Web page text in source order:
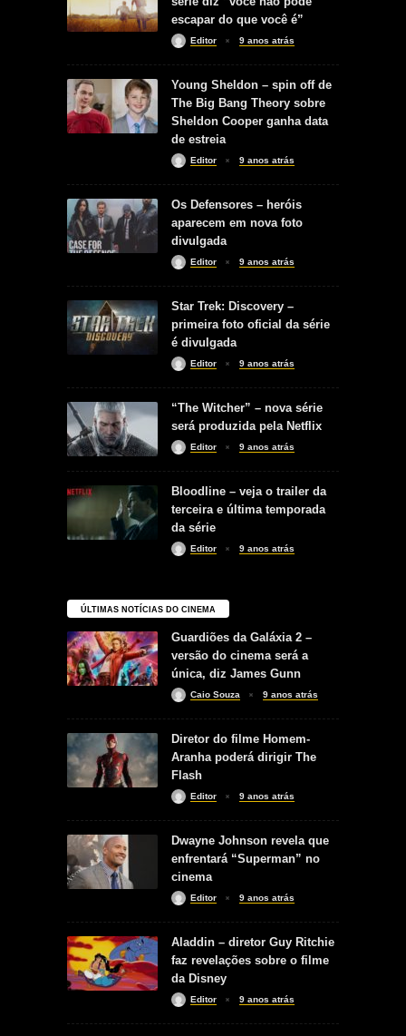
escapar do que você é”
Editor 9 anos atrás
Young Sheldon – spin off de
The Big Bang Theory sobre
Sheldon Cooper ganha data
de estreia
Editor 9 anos atrás
Os Defensores – heróis
aparecem em nova foto
divulgada
Editor 9 anos atrás
Star Trek: Discovery –
primeira foto oficial da série
é divulgada
Editor 9 anos atrás
“The Witcher” – nova série
será produzida pela Netflix
Editor 9 anos atrás
Bloodline – veja o trailer da
terceira e última temporada
da série
Editor 9 anos atrás
ÚLTIMAS NOTÍCIAS DO CINEMA
Guardiões da Galáxia 2 –
versão do cinema será a
única, diz James Gunn
Caio Souza 9 anos atrás
Diretor do filme Homem-
Aranha poderá dirigir The
Flash
Editor 9 anos atrás
Dwayne Johnson revela que
enfrentará “Superman” no
cinema
Editor 9 anos atrás
Aladdin – diretor Guy Ritchie
faz revelações sobre o filme
da Disney
Editor 9 anos atrás